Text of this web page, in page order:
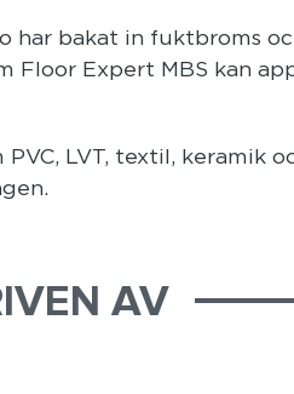
har bakat in fuktbroms
Expert MBS kan
LVT, textil, keramik
AV